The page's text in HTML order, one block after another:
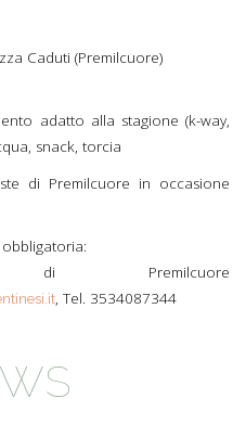
Caduti (Premilcuore)
adatto alla stagione (k-way,
snack, torcia
di Premilcuore in occasione
Premilcuore
, Tel. 3534087344